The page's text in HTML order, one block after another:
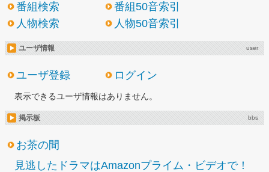
番組検索
番組50音索引
人物検索
人物50音索引
ユーザ情報 user
ユーザ登録 ログイン
表示できるユーザ情報はありません。
掲示板 bbs
お茶の間
見逃したドラマはAmazonプライム・ビデオで！